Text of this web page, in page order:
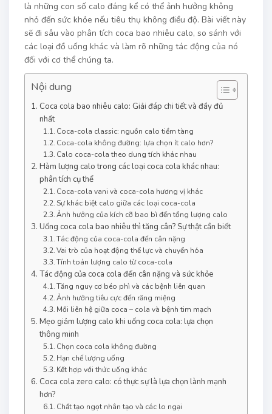
là những con số calo đáng kể có thể ảnh hưởng không
nhỏ đến sức khỏe nếu tiêu thụ không điều độ. Bài viết này
sẽ đi sâu vào phân tích coca bao nhiêu calo, so sánh với
các loại đồ uống khác và làm rõ những tác động của nó
đối với cơ thể chúng ta.
Nội dung
Coca cola bao nhiêu calo: Giải đáp chi tiết và đầy đủ
nhất
Coca-cola classic: nguồn calo tiềm tàng
Coca-cola không đường: lựa chọn ít calo hơn?
Calo coca-cola theo dung tích khác nhau
Hàm lượng calo trong các loại coca cola khác nhau:
phân tích cụ thể
Coca-cola vani và coca-cola hương vị khác
Sự khác biệt calo giữa các loại coca-cola
Ảnh hưởng của kích cỡ bao bì đến tổng lượng calo
Uống coca cola bao nhiêu thì tăng cân? Sự thật cần biết
Tác động của coca-cola đến cân nặng
Vai trò của hoạt động thể lực và chuyển hóa
Tính toán lượng calo từ coca-cola
Tác động của coca cola đến cân nặng và sức khỏe
Tăng nguy cơ béo phì và các bệnh liên quan
Ảnh hưởng tiêu cực đến răng miệng
Mối liên hệ giữa coca – cola và bệnh tim mạch
Mẹo giảm lượng calo khi uống coca cola: lựa chọn
thông minh
Chọn coca cola không đường
Hạn chế lượng uống
Kết hợp với thức uống khác
Coca cola zero calo: có thực sự là lựa chọn lành mạnh
hơn?
Chất tạo ngọt nhân tạo và các lo ngại